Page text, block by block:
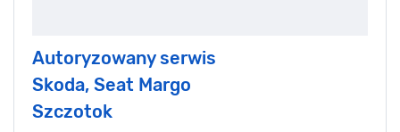
Autoryzowany serwis
Skoda, Seat Margo
Szczotok